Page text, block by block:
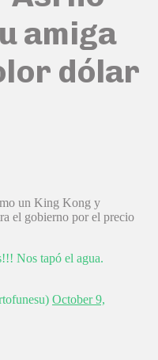
amiga
dólar
un King Kong y
el gobierno por el precio
Nos tapó el agua.
October 9,